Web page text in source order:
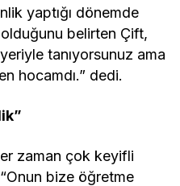
yaptığı dönemde
belirten Çift,
tanıyorsunuz ama
hocamdı.” dedi.
zaman çok keyifli
bize öğretme